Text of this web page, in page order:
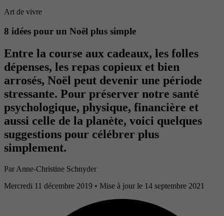
Art de vivre
8 idées pour un Noël plus simple
Entre la course aux cadeaux, les folles
dépenses, les repas copieux et bien
arrosés, Noël peut devenir une période
stressante. Pour préserver notre santé
psychologique, physique, financière et
aussi celle de la planète, voici quelques
suggestions pour célébrer plus
simplement.
Par Anne-Christine Schnyder
Mercredi 11 décembre 2019 • Mise à jour le 14 septembre 2021